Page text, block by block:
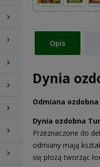
Opis
Dynia
Odmiana
Dynia ozdobna
Przeznaczone do
odmiany mają
się płożą tworząc